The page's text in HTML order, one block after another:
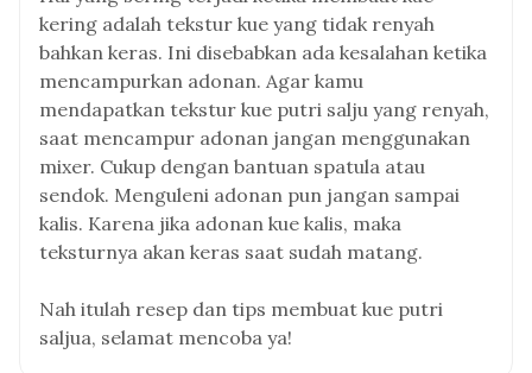
kering adalah tekstur kue yang tidak renyah
bahkan keras. Ini disebabkan ada kesalahan ketika
mencampurkan adonan. Agar kamu
mendapatkan tekstur kue putri salju yang renyah,
saat mencampur adonan jangan menggunakan
mixer. Cukup dengan bantuan spatula atau
sendok. Menguleni adonan pun jangan sampai
kalis. Karena jika adonan kue kalis, maka
teksturnya akan keras saat sudah matang.
Nah itulah resep dan tips membuat kue putri
saljua, selamat mencoba ya!